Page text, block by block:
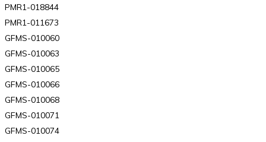
PMR1-018844
PMR1-011673
GFMS-010060
GFMS-010063
GFMS-010065
GFMS-010066
GFMS-010068
GFMS-010071
GFMS-010074